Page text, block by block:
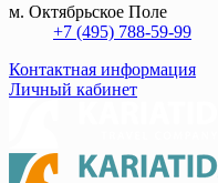
м. Октябрьское Поле
+7 (495) 788-59-99
Контактная информация
Личный кабинет